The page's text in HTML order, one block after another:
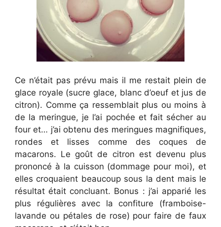
Ce n’était pas prévu mais il me restait plein de
glace royale (sucre glace, blanc d’oeuf et jus de
citron). Comme ça ressemblait plus ou moins à
de la meringue, je l’ai pochée et fait sécher au
four et… j’ai obtenu des meringues magnifiques,
rondes et lisses comme des coques de
macarons. Le goût de citron est devenu plus
prononcé à la cuisson (dommage pour moi), et
elles croquaient beaucoup sous la dent mais le
résultat était concluant. Bonus : j’ai apparié les
plus régulières avec la confiture (framboise-
lavande ou pétales de rose) pour faire de faux